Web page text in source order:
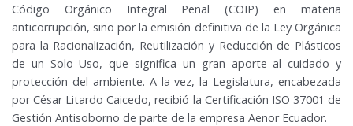
Código Orgánico Integral Penal (COIP) en materia
anticorrupción, sino por la emisión definitiva de la Ley Orgánica
para la Racionalización, Reutilización y Reducción de Plásticos
de un Solo Uso, que significa un gran aporte al cuidado y
protección del ambiente. A la vez, la Legislatura, encabezada
por César Litardo Caicedo, recibió la Certificación ISO 37001 de
Gestión Antisoborno de parte de la empresa Aenor Ecuador.